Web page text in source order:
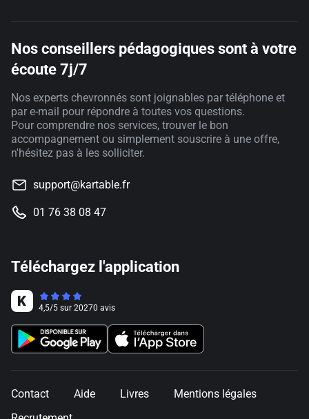
Nos conseillers pédagogiques sont à votre
écoute 7j/7
Nos experts chevronnés sont joignables par téléphone et
par e-mail pour répondre à toutes vos questions.
Pour comprendre nos services, trouver le bon
accompagnement ou simplement souscrire à une offre,
n'hésitez pas à les solliciter.
support@kartable.fr
01 76 38 08 47
Téléchargez l'application
4,5/5 sur 20270 avis
Contact Aide Livres
Mentions légales